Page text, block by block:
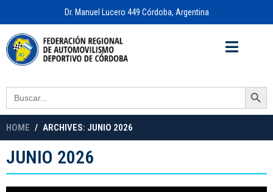
Dr. Manuel Lucero 449 Córdoba, Argentina
Search
for:
Search Button
HOME ARCHIVES: JUNIO 2026
JUNIO 2026